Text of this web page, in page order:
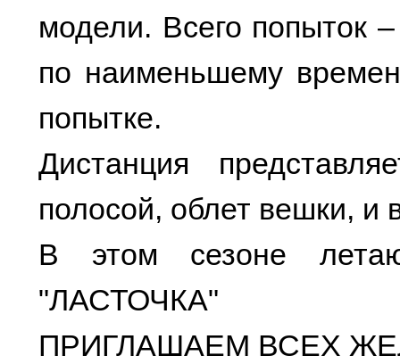
модели. Всего попыток
по наименьшему
попытке.
Дистанция
полосой, облет вешки, и
В этом сезоне
"ЛАСТОЧКА"
ПРИГЛАШАЕМ ВСЕХ